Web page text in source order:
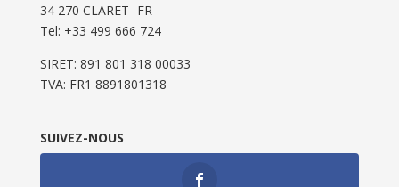
34 270 CLARET -FR-
Tel: ‭+33 499 666 724‬
SIRET: 891 801 318 00033
TVA: FR1 8891801318
SUIVEZ-NOUS